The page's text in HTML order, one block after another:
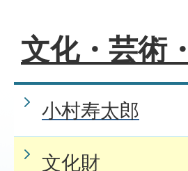
文化・芸術
小村寿太郎
文化財